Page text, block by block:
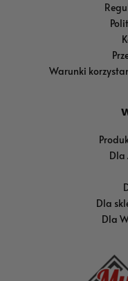
Warunki
Dla
Dla
Dla